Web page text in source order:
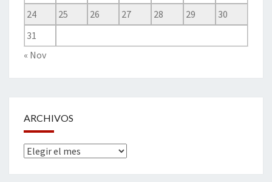
24
25 26 27 28 29
30
31
« Nov
ARCHIVOS
Archivos